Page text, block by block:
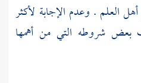
العلم . وعدم الإجابة لأكثر
بعض شروطه التي من أهمها